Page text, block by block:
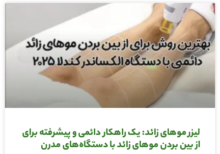
لیزر موهای زائد: یک راهکار دائمی و پیشرفته برای
از بین بردن موهای زائد با دستگاه‌های مدرن